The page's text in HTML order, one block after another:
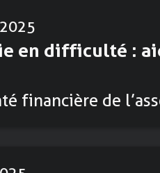
2025
en difficulté :
financière de